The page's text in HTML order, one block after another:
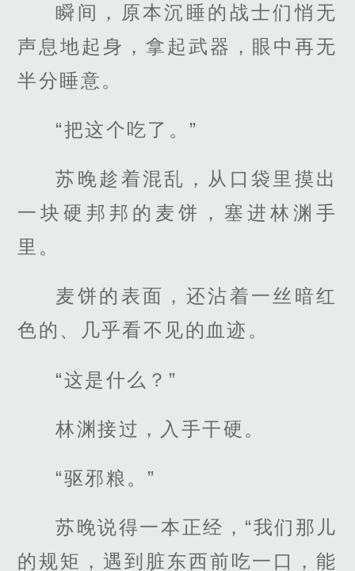
瞬间，原本沉睡的战士们悄无
声息地起身，拿起武器，眼中再无
半分睡意。
“把这个吃了。”
苏晚趁着混乱，从口袋里摸出
一块硬邦邦的麦饼，塞进林渊手
里。
麦饼的表面，还沾着一丝暗红
色的、几乎看不见的血迹。
“这是什么？”
林渊接过，入手干硬。
“驱邪粮。”
苏晚说得一本正经，“我们那儿
的规矩，遇到脏东西前吃一口，能